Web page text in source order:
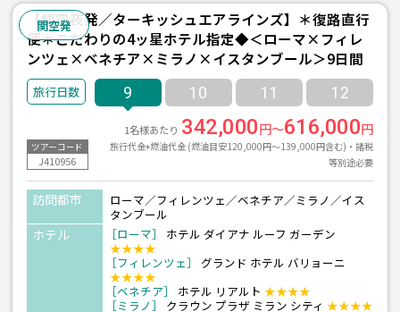
関空発
【関空夜発／ターキッシュエアラインズ】＊復路直行
便＊こだわりの4ッ星ホテル指定◆＜ローマ×フィレ
ンツェ×ベネチア×ミラノ×イスタンブール＞9日間
9 10 11 12
ツアーコード
J410956
1名様あたり 342,000円～616,000円
旅行代金+燃油代金 (燃油目安120,000円～139,000円含む)・諸税
等別途必要
訪問都市
ローマ／フィレンツェ／ベネチア／ミラノ／イス
タンブール
ホテル ［ローマ］
ホテル ダイアナ ルーフ ガーデン
★★★★
［フィレンツェ］
グランド ホテル バリョーニ
★★★★
［ベネチア］
ホテル リアルト ★★★★
［ミラノ］
クラウン プラザ ミラン シティ ★★★★